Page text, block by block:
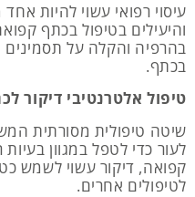
עיסוי רפואי עשוי להיות
והיעילים בטיפול בכתף
בהרפיה והקלה על תסמינים
בכתף.
טיפול אלטרנטיבי דיקור
שיטה טיפולית מסורתית
לעור כדי לטפל במגוון
קפואה, דיקור עשוי לשמש
לטיפולים אחרים.